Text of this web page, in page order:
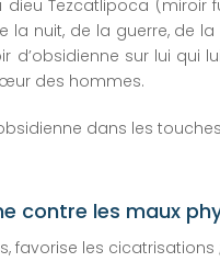
dieu Tezcatlipoca (miroir
la nuit, de la guerre, de
d’obsidienne sur lui qui
des hommes.
dans les
contre les maux
favorise les cicatrisations ;